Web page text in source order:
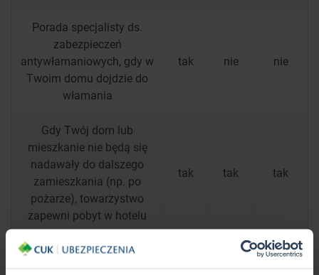
Porada specjalisty ds.
zabezpieczeń
antywłamaniowych, gdy w
Twoim domu dojdzie do
włamania
tak nie nie
Gdy Twój dom lub
mieszkanie nie będą się
nadawały do dalszego
zamieszkania (np. po
pożarze), towarzystwo
zapewni pobyt w hotelu
tak tak tak
Gdy Twój dom lub